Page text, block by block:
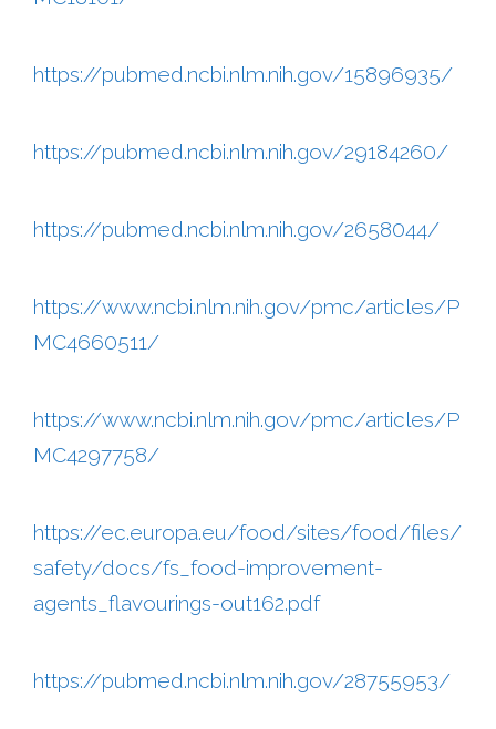
https://pubmed.ncbi.nlm.nih.gov/15896935/
https://pubmed.ncbi.nlm.nih.gov/29184260/
https://pubmed.ncbi.nlm.nih.gov/2658044/
https://www.ncbi.nlm.nih.gov/pmc/articles/P
MC4660511/
https://www.ncbi.nlm.nih.gov/pmc/articles/P
MC4297758/
https://ec.europa.eu/food/sites/food/files/
safety/docs/fs_food-improvement-
agents_flavourings-out162.pdf
https://pubmed.ncbi.nlm.nih.gov/28755953/